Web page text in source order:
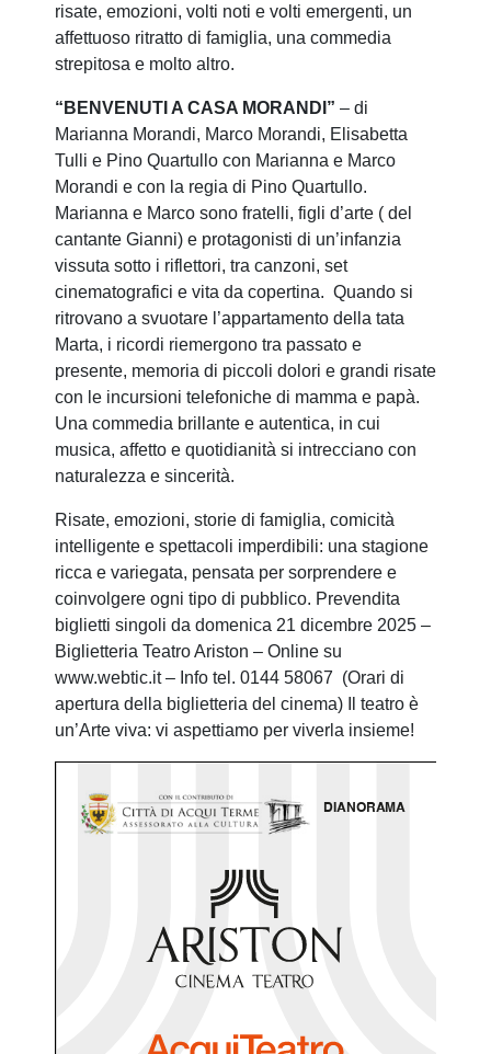
risate, emozioni, volti noti e volti emergenti, un
affettuoso ritratto di famiglia, una commedia
strepitosa e molto altro.
“BENVENUTI A CASA MORANDI” – di
Marianna Morandi, Marco Morandi, Elisabetta
Tulli e Pino Quartullo con Marianna e Marco
Morandi e con la regia di Pino Quartullo.
Marianna e Marco sono fratelli, figli d’arte ( del
cantante Gianni) e protagonisti di un’infanzia
vissuta sotto i riflettori, tra canzoni, set
cinematografici e vita da copertina. Quando si
ritrovano a svuotare l’appartamento della tata
Marta, i ricordi riemergono tra passato e
presente, memoria di piccoli dolori e grandi risate
con le incursioni telefoniche di mamma e papà.
Una commedia brillante e autentica, in cui
musica, affetto e quotidianità si intrecciano con
naturalezza e sincerità.
Risate, emozioni, storie di famiglia, comicità
intelligente e spettacoli imperdibili: una stagione
ricca e variegata, pensata per sorprendere e
coinvolgere ogni tipo di pubblico. Prevendita
biglietti singoli da domenica 21 dicembre 2025 –
Biglietteria Teatro Ariston – Online su
www.webtic.it – Info tel. 0144 58067 (Orari di
apertura della biglietteria del cinema) Il teatro è
un’Arte viva: vi aspettiamo per viverla insieme!